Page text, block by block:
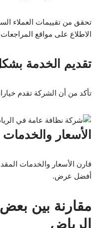
تحقق من تقييمات العملاء
الاطلاع على مواقع
تقديم الخدمة
تأكد من أن الشركة تقدم
الأسعار
قارن الأسعار والخدمات
أفضل عرض.
مقارنة بين
الرياض